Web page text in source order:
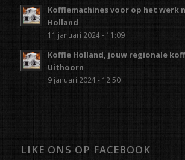
Koffiemachines voor op het werk
Holland
11 januari 2024 - 11:09
Koffie Holland, jouw regionale
Uithoorn
9 januari 2024 - 12:50
LIKE ONS OP FACEBOOK